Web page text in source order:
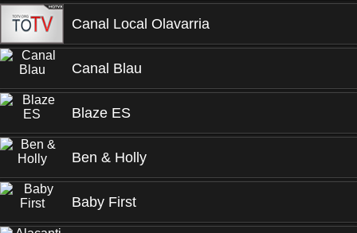
Canal Local Olavarria
Canal Blau
Blaze ES
Ben & Holly
Baby First